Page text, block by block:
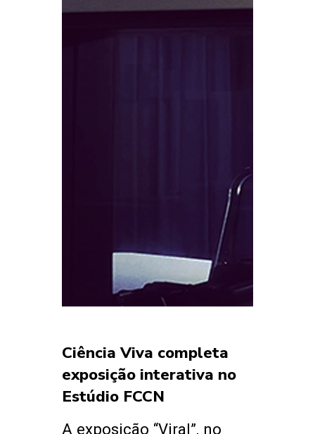
Ciência Viva completa
exposição interativa no
Estúdio FCCN
A exposição “Viral”, no